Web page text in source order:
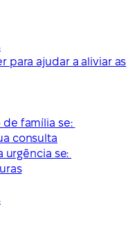
para ajudar a aliviar as
família se:
consulta
urgência se: